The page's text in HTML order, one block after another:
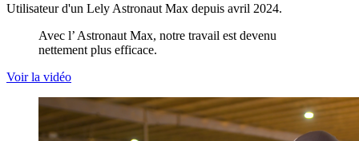
Utilisateur d'un Lely Astronaut Max depuis avril 2024.
Avec l’ Astronaut Max, notre travail est devenu
nettement plus efficace.
Voir la vidéo